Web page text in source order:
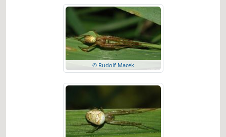
© Rudolf Macek